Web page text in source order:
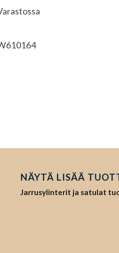
NÄYTÄ LISÄÄ
Jarrusylinterit ja satulat